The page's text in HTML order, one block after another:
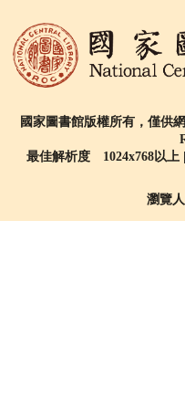
國家圖書館版權所有，僅供
最佳解析度 1024x768以上
瀏覽